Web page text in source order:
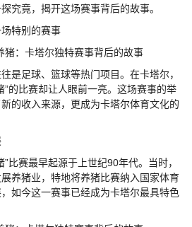
究竟，揭开这场赛事背后的故事。
特别的赛事
是足球、篮球等热门项目。在卡塔尔，
”的比赛却让人眼前一亮。这场赛事的举
的收入来源，更成为卡塔尔体育文化的
比赛最早起源于上世纪90年代。当时，
养猪业，特地将养猪比赛纳入国家体育
如今这一赛事已经成为卡塔尔最具特色